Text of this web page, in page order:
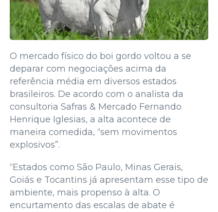
O mercado físico do boi gordo voltou a se
deparar com negociações acima da
referência média em diversos estados
brasileiros. De acordo com o analista da
consultoria Safras & Mercado Fernando
Henrique Iglesias, a alta acontece de
maneira comedida, “sem movimentos
explosivos”.
“Estados como São Paulo, Minas Gerais,
Goiás e Tocantins já apresentam esse tipo de
ambiente, mais propenso à alta. O
encurtamento das escalas de abate é